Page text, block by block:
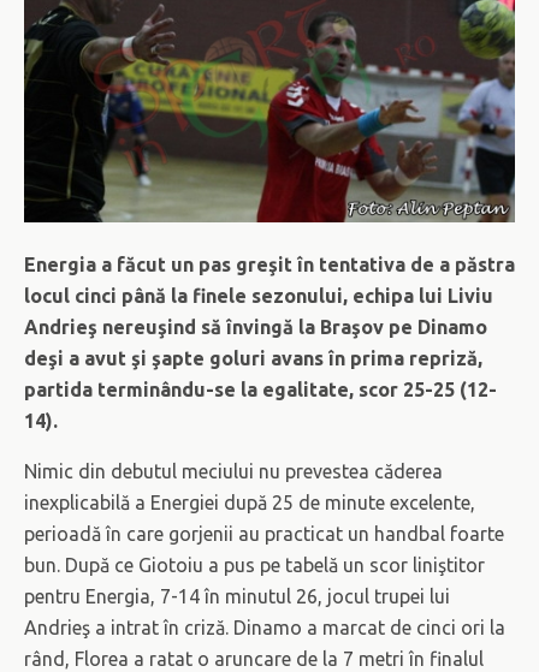
Energia a făcut un pas greşit în tentativa de a păstra
locul cinci până la finele sezonului, echipa lui Liviu
Andrieş nereuşind să învingă la Braşov pe Dinamo
deşi a avut şi şapte goluri avans în prima repriză,
partida terminându-se la egalitate, scor 25-25 (12-
14).
Nimic din debutul meciului nu prevestea căderea
inexplicabilă a Energiei după 25 de minute excelente,
perioadă în care gorjenii au practicat un handbal foarte
bun. După ce Giotoiu a pus pe tabelă un scor liniştitor
pentru Energia, 7-14 în minutul 26, jocul trupei lui
Andrieş a intrat în criză. Dinamo a marcat de cinci ori la
rând, Florea a ratat o aruncare de la 7 metri în finalul